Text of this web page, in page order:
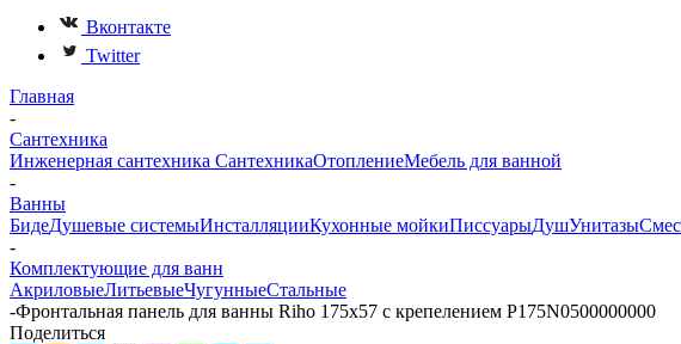
Вконтакте
Twitter
Главная
-
Сантехника
Инженерная сантехника СантехникаОтоплениеМебель для ванной
-
Ванны
БидеДушевые системыИнсталляцииКухонные мойкиПиссуарыДушУнитазы
-
Комплектующие для ванн
АкриловыеЛитьевыеЧугунныеСтальные
-Фронтальная панель для ванны Riho 175x57 с крепелением P175N0500000000
Поделиться